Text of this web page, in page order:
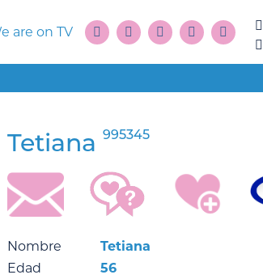
are on TV
Tetiana 995345
Nombre
Tetiana
Edad
56